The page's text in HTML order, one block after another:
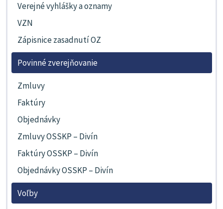
Verejné vyhlášky a oznamy
VZN
Zápisnice zasadnutí OZ
Povinné zverejňovanie
Zmluvy
Faktúry
Objednávky
Zmluvy OSSKP – Divín
Faktúry OSSKP – Divín
Objednávky OSSKP – Divín
Voľby